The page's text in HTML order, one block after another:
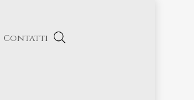
Contatti